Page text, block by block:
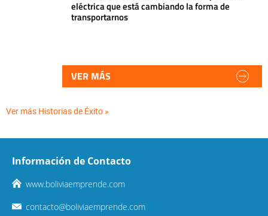
eléctrica que está cambiando la forma de
transportarnos
VER MÁS
Ver más Historias de Éxito »
Información de Contacto
www.boliviaemprende.com
contacto@boliviaemprende.com